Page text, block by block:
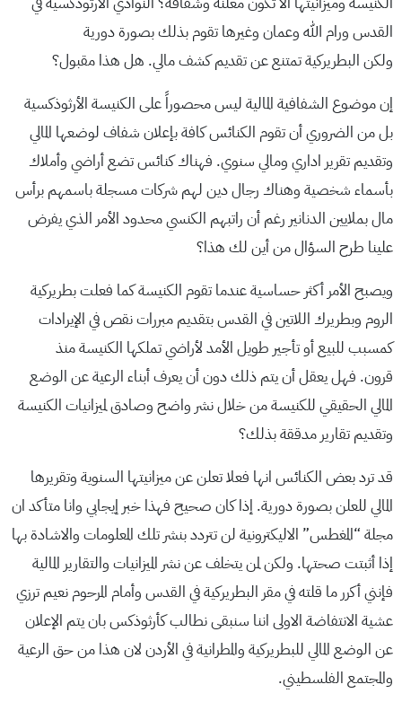
القدس ورام الله وعمان وغيرها تقوم بذلك بصورة دورية
ولكن البطريركية تمتنع عن تقديم كشف مالي. هل هذا مقبول؟
إن موضوع الشفافية المالية ليس محصوراً على الكنيسة الأرثوذكسية
بل من الضروري أن تقوم الكنائس كافة بإعلان شفاف لوضعها المالي
وتقديم تقرير اداري ومالي سنوي. فهناك كنائس تضع أراضي وأملاك
بأسماء شخصية وهناك رجال دين لهم شركات مسجلة باسمهم برأس
مال بملايين الدنانير رغم أن راتبهم الكنسي محدود الأمر الذي يفرض
علينا طرح السؤال من أين لك هذا؟
ويصبح الأمر أكثر حساسية عندما تقوم الكنيسة كما فعلت بطريركية
الروم وبطريرك اللاتين في القدس بتقديم مبررات نقص في الإيرادات
كمسبب للبيع أو تأجير طويل الأمد لأراضي تملكها الكنيسة منذ
قرون. فهل يعقل أن يتم ذلك دون أن يعرف أبناء الرعية عن الوضع
المالي الحقيقي للكنيسة من خلال نشر واضح وصادق لميزانيات الكنيسة
وتقديم تقارير مدققة بذلك؟
قد ترد بعض الكنائس انها فعلا تعلن عن ميزانيتها السنوية وتقريرها
المالي للعلن بصورة دورية. إذا كان صحيح فهذا خبر إيجابي وانا متأكد ان
مجلة “المغطس” الاليكترونية لن تتردد بنشر تلك المعلومات والاشادة بها
إذا أثبتت صحتها. ولكن لمن يتخلف عن نشر الميزانيات والتقارير المالية
فإنني أكرر ما قلته في مقر البطريركية في القدس وأمام المرحوم نعيم ترزي
عشية الانتفاضة الاولى اننا سنبقى نطالب كأرثوذكس بان يتم الإعلان
عن الوضع المالي للبطريركية والمطرانية في الأردن لان هذا من حق الرعية
والمجتمع الفلسطيني.